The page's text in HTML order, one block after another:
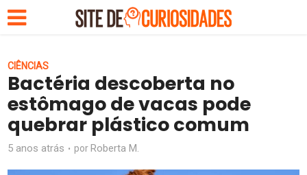
CIÊNCIAS
Bactéria descoberta no
estômago de vacas pode
quebrar plástico comum
5 anos atrás por Roberta M.